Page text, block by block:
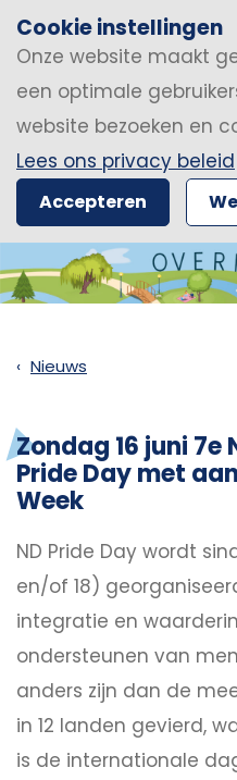
Cookie instellingen
Onze website maakt
een optimale
website bezoeken en
Lees ons privacy beleid
Accepteren
Nieuws
Zondag 16 juni
Pride Day met
Week
ND Pride Day wordt
en/of 18)
integratie en
ondersteunen van
anders zijn dan de
in 12 landen gevierd,
is de internationale